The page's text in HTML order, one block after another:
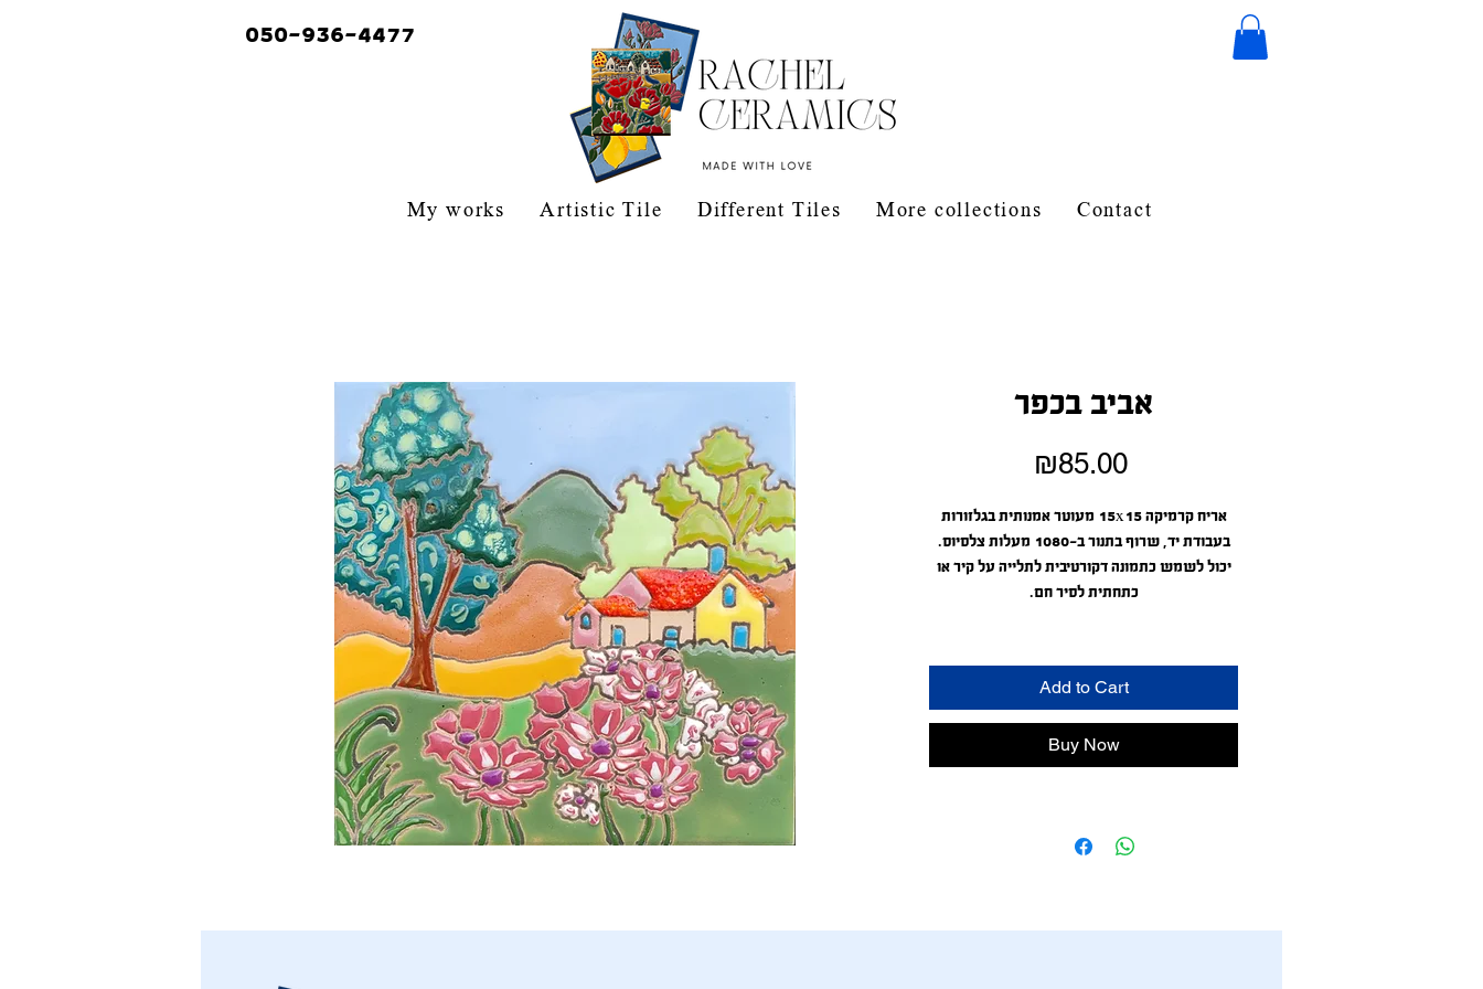
050-936-4477
Contact
More collections
Different Tiles
Artistic Tile
My works
אביב בכפר
₪85.00Price
אריח קרמיקה 15x15 מעוטר אמנותית בגלזורות
בעבודת יד, שרוף בתנור ב-1080 מעלות צלסיוס.
יכול לשמש כתמונה דקורטיבית לתלייה על קיר או
כתחתית לסיר חם.
in kiln at 1976 farenheit.
Can be used as wall decor or a coster/trivet.
Weather proof, can be used outdoors.
Add to Cart
Buy Now